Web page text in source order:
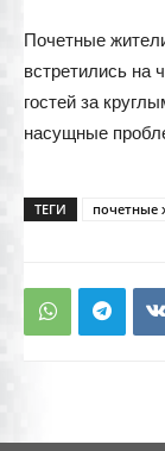
Почетные
встретились на
гостей за
насущные
ТЕГИ почетные